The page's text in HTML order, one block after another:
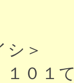
シ＞
０１